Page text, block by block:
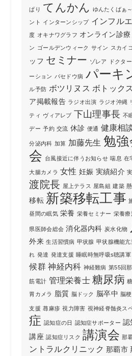
ぱり てんかん ゆんたくばぁ
ント インターンシップ インフル
度 オキナワグラフ オンライン診療
ン ゴールデンウィーク サイン スカイ
ッフ セミナー ゾレア ドクタ
ーション バセドウ病 パーキ
ル予防 ボツリヌス ボトックス
ア掲載報告 ラジオ出演 ラジオ沖縄
ティ ヴィアレブ 下山理事長 不
デー 予約 交流 休診 便通 健康相
分泌内科 加算 加藤先生 勉強
会 台風接近に伴うお知らせ 喘息 在
大腸カメラ 女性 妊娠 実績紹介
渡院長 屋上テラス 屋島組 建築
移転 新築移転工事
昼間の眠気 栄養 栄養セミナー 栄養療
県医師会総会 消化器内科 炭水化物
外来 生活習慣病 甲状腺 甲状腺機能亢
れ 発達 発達支援 睡眠時無呼吸s聴講軍
候群 神経内科 神経難病 第55回
筋電計 管理栄養士 糖尿病
胃カメラ 脂質 脳ドック 脳卒中 脳
支援 蕁麻疹 視力障害 視神経脊髄炎ス
症 認知症の日 認知症サポーター 認
講座 認知症リスク 講演会 那
ントラルクリニック 那覇市